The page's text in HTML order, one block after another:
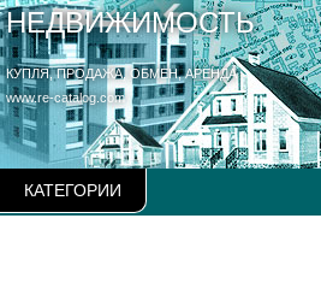
НЕДВИЖИМОСТЬ
КУПЛЯ, ПРОДАЖА, ОБМЕН, АРЕНДА
www.re-catalog.com
КАТЕГОРИИ